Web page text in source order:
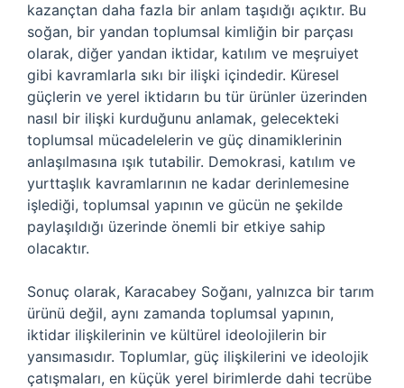
kazançtan daha fazla bir anlam taşıdığı açıktır. Bu
soğan, bir yandan toplumsal kimliğin bir parçası
olarak, diğer yandan iktidar, katılım ve meşruiyet
gibi kavramlarla sıkı bir ilişki içindedir. Küresel
güçlerin ve yerel iktidarın bu tür ürünler üzerinden
nasıl bir ilişki kurduğunu anlamak, gelecekteki
toplumsal mücadelelerin ve güç dinamiklerinin
anlaşılmasına ışık tutabilir. Demokrasi, katılım ve
yurttaşlık kavramlarının ne kadar derinlemesine
işlediği, toplumsal yapının ve gücün ne şekilde
paylaşıldığı üzerinde önemli bir etkiye sahip
olacaktır.
Sonuç olarak, Karacabey Soğanı, yalnızca bir tarım
ürünü değil, aynı zamanda toplumsal yapının,
iktidar ilişkilerinin ve kültürel ideolojilerin bir
yansımasıdır. Toplumlar, güç ilişkilerini ve ideolojik
çatışmaları, en küçük yerel birimlerde dahi tecrübe